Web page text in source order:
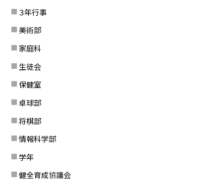
３年行事
美術部
家庭科
生徒会
保健室
卓球部
将棋部
情報科学部
学年
健全育成協議会